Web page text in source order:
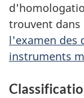
trouvent dans
l'examen des
instruments